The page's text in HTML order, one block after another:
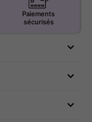
Paiements
sécurisés